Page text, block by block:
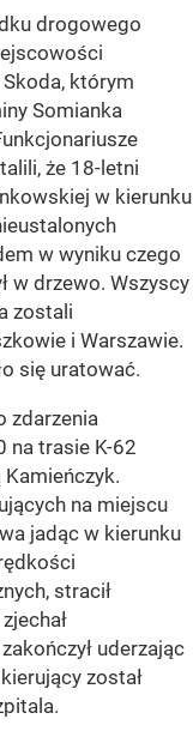
drogowego
którym
Somianka
że 18-letni
w kierunku
w wyniku czego
w drzewo. Wszyscy
zostali
i Warszawie.
się uratować.
zdarzenia
na trasie K-62
na miejscu
jadąc w kierunku
stracił
uderzając
został